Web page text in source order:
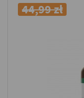
44,99 zł